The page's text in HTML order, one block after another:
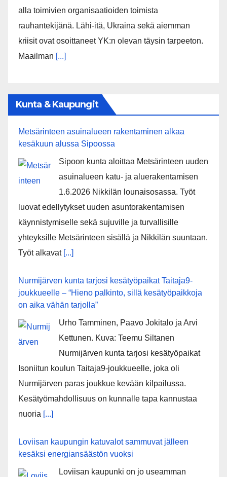
alla toimivien organisaatioiden toimista
rauhantekijänä. Lähi-itä, Ukraina sekä aiemman
kriisit ovat osoittaneet YK:n olevan täysin tarpeeton.
Maailman [...]
Kunta & Kaupungit
Metsärinteen asuinalueen rakentaminen alkaa
kesäkuun alussa Sipoossa
Sipoon kunta aloittaa Metsärinteen uuden
asuinalueen katu- ja aluerakentamisen
1.6.2026 Nikkilän lounaisosassa. Työt
luovat edellytykset uuden asuntorakentamisen
käynnistymiselle sekä sujuville ja turvallisille
yhteyksille Metsärinteen sisällä ja Nikkilän suuntaan.
Työt alkavat [...]
Nurmijärven kunta tarjosi kesätyöpaikat Taitaja9-
joukkueelle – “Hieno palkinto, sillä kesätyöpaikkoja
on aika vähän tarjolla”
Urho Tamminen, Paavo Jokitalo ja Arvi
Kettunen. Kuva: Teemu Siltanen
Nurmijärven kunta tarjosi kesätyöpaikat
Isoniitun koulun Taitaja9-joukkueelle, joka oli
Nurmijärven paras joukkue kevään kilpailussa.
Kesätyömahdollisuus on kunnalle tapa kannustaa
nuoria [...]
Loviisan kaupungin katuvalot sammuvat jälleen
kesäksi energiansäästön vuoksi
Loviisan kaupunki on jo useamman